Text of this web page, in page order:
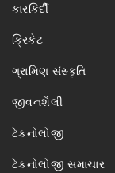
કારકિર્દી
ક્રિકેટ
ગ્રામિણ સંસ્કૃતિ
જીવનશૈલી
ટેકનોલોજી
ટેકનોલોજી સમાચાર